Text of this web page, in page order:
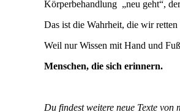
Körperbehandlung „neu geht“,
Das ist die Wahrheit, die wir retten
Weil nur Wissen mit Hand und
Menschen, die sich erinnern.
Du findest weitere neue Texte